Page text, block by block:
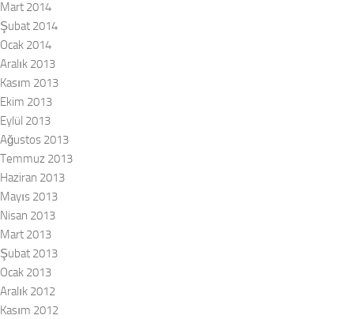
Mart 2014
Şubat 2014
Ocak 2014
Aralık 2013
Kasım 2013
Ekim 2013
Eylül 2013
Ağustos 2013
Temmuz 2013
Haziran 2013
Mayıs 2013
Nisan 2013
Mart 2013
Şubat 2013
Ocak 2013
Aralık 2012
Kasım 2012